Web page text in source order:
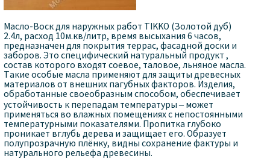
Масло-Воск для наружных работ TIKKO (Золотой дуб)
2.4л, расход 10м.кв/литр, время высыхания 6 часов,
предназначен для покрытия террас, фасадной доски и
заборов. Это специфический натуральный продукт ,
состав которого входят соевое, таловое, льняное масла.
Такие особые масла применяют для защиты древесных
материалов от внешних пагубных факторов. Изделия,
обработанные своеобразным способом, обеспечивает
устойчивость к перепадам температуры – может
применяться во влажных помещениях с непостоянными
температурными показателями. Пропитка глубоко
проникает вглубь дерева и защищает его. Образует
полупрозрачную плёнку, видны сохранение фактуры и
натурального рельефа древесины.